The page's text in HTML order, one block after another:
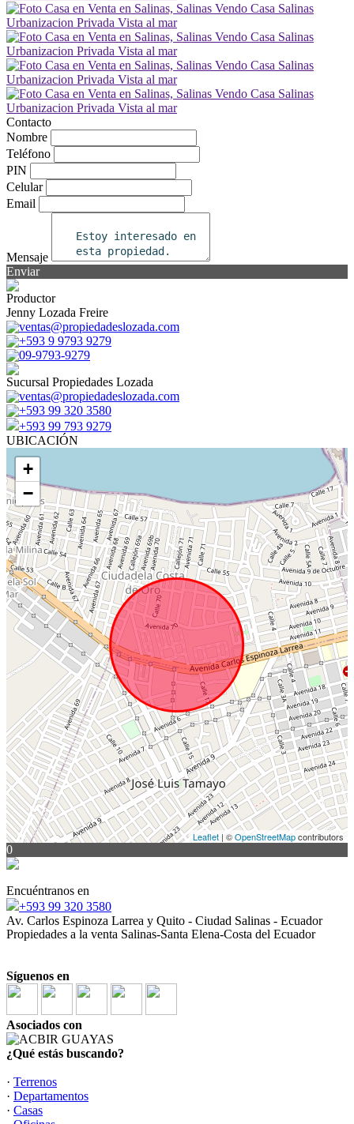
Contacto
Nombre
Teléfono
PIN
Celular
Email
Mensaje
Enviar
Productor
Jenny Lozada Freire
ventas@propiedadeslozada.com
+593 9 9793 9279
09-9793-9279
Sucursal Propiedades Lozada
ventas@propiedadeslozada.com
+593 99 320 3580
+593 99 793 9279
UBICACIÓN
+
−
Leaflet | ©OpenStreetMapcontributors
0
Encuéntranos en
+593 99 320 3580
Av. Carlos Espinoza Larrea y Quito - Ciudad Salinas - Ecuador
Propiedades a la venta Salinas-Santa Elena-Costa del Ecuador
Síguenos en
Asociados con
¿Qué estás buscando?
· Terrenos
· Departamentos
· Casas